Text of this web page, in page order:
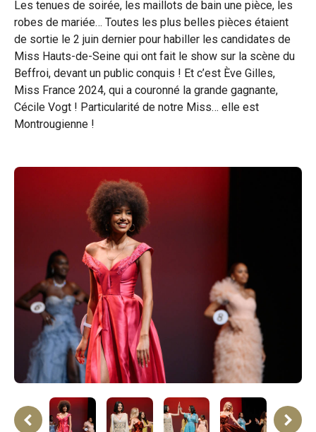
Les tenues de soirée, les maillots de bain une pièce, les
robes de mariée… Toutes les plus belles pièces étaient
de sortie le 2 juin dernier pour habiller les candidates de
Miss Hauts-de-Seine qui ont fait le show sur la scène du
Beffroi, devant un public conquis ! Et c’est Ève Gilles,
Miss France 2024, qui a couronné la grande gagnante,
Cécile Vogt ! Particularité de notre Miss… elle est
Montrougienne !